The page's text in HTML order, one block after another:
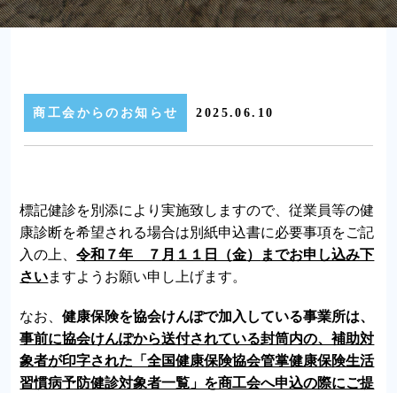
商工会からのお知らせ 2025.06.10
標記健診を別添により実施致しますので、従業員等の健
康診断を希望される場合は別紙申込書に必要事項をご記
入の上、令和７年 ７ 月 １１ 日（金）
までお申し込み下
さいますようお願い申し上げます。
なお、健康保険を協会けんぽで加入している事業所は、
事前に協会けんぽから送付されている封筒内の、補助対
象者が印字された「全国健康保険協会管掌健康保険生活
習慣病予防健診対象者一覧」を商工会へ申込の際にご提